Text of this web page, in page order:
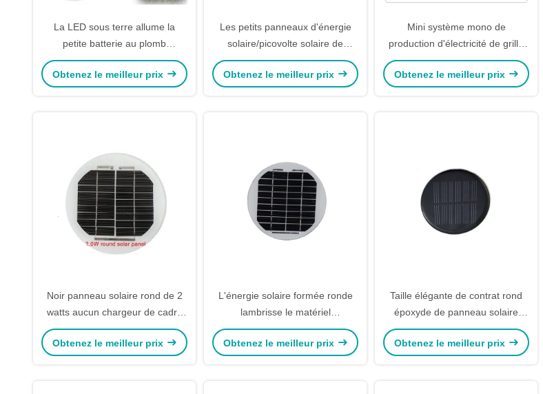
La LED sous terre allume la
petite batterie au plomb
colloïdale ronde de pile solaire
Obtenez le meilleur prix
Les petits panneaux d'énergie
solaire/picovolte solaire de
modules chauds galvanisent le
matériel en acier de Q235
Obtenez le meilleur prix
Mini système mono de
production d'électricité de grille
de panneaux solaires de feu de
signalisation -
Obtenez le meilleur prix
Noir panneau solaire rond de 2
watts aucun chargeur de cadre
pour le mini feu de signalisation
Obtenez le meilleur prix
L'énergie solaire formée ronde
lambrisse le matériel
monocristallin de silicium sans
cadre
Obtenez le meilleur prix
Taille élégante de contrat rond
époxyde de panneau solaire
avec l'enveloppe attrayante
solide
Obtenez le meilleur prix